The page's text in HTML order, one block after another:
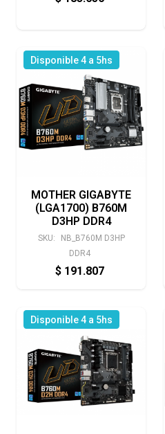
Disponible 4 a 5hs
MOTHER GIGABYTE
(LGA1700) B760M
D3HP DDR4
SKU:
NB_B760M D3HP
DDR4
$ 191.807
Disponible 4 a 5hs